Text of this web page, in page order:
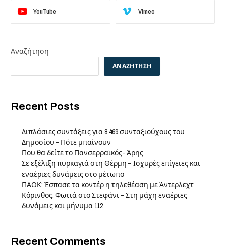
YouTube Vimeo
Αναζήτηση
ΑΝΑΖΉΤΗΣΗ
Recent Posts
Διπλάσιες συντάξεις για 8.469 συνταξιούχους του
Δημοσίου – Πότε μπαίνουν
Που θα δείτε το Πανσερραϊκός- Άρης
Σε εξέλιξη πυρκαγιά στη Θέρμη – Ισχυρές επίγειες και
εναέριες δυνάμεις στο μέτωπο
ΠΑΟΚ: Έσπασε τα κοντέρ η τηλεθέαση με Άντερλεχτ
Κόρινθος: Φωτιά στο Στεφάνι – Στη μάχη εναέριες
δυνάμεις και μήνυμα 112
Recent Comments